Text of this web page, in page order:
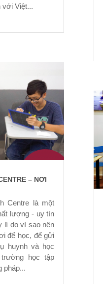
với Việt...
– NƠI
Centre là một
lượng - uy tín
lí do vì sao nên
để học, để gửi
huynh và học
học tập
pháp...